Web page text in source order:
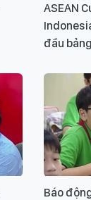
ASEAN
đầu
Báo